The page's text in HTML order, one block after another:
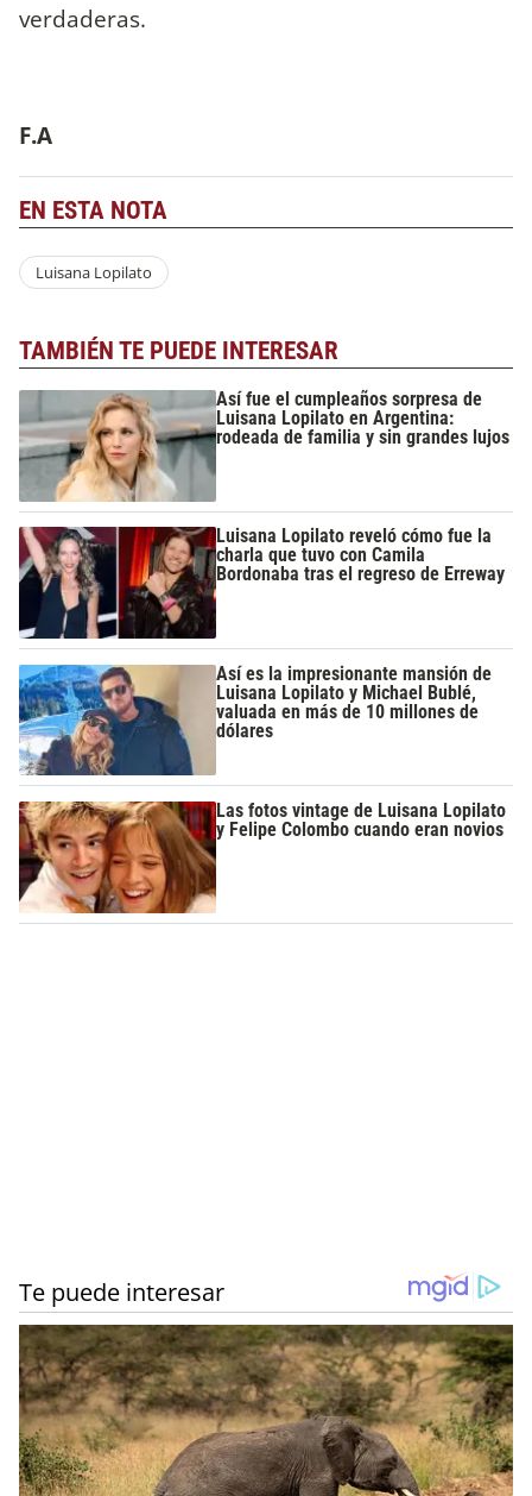
verdaderas.
F.A
EN ESTA NOTA
Luisana Lopilato
TAMBIÉN TE PUEDE INTERESAR
Así fue el cumpleaños sorpresa de
Luisana Lopilato en Argentina:
rodeada de familia y sin grandes lujos
Luisana Lopilato reveló cómo fue la
charla que tuvo con Camila
Bordonaba tras el regreso de Erreway
Así es la impresionante mansión de
Luisana Lopilato y Michael Bublé,
valuada en más de 10 millones de
dólares
Las fotos vintage de Luisana Lopilato
y Felipe Colombo cuando eran novios